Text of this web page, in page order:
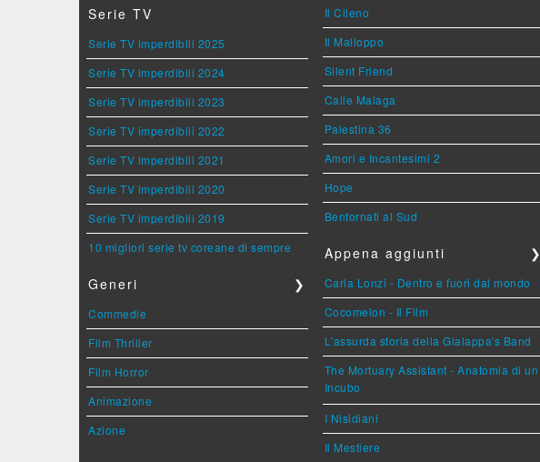
Serie TV
Serie TV imperdibili 2025
Serie TV imperdibili 2024
Serie TV imperdibili 2023
Serie TV imperdibili 2022
Serie TV imperdibili 2021
Serie TV imperdibili 2020
Serie TV imperdibili 2019
10 migliori serie tv coreane di sempre
Generi ❯
Commedie
Film Thriller
Film Horror
Animazione
Azione
Il Cileno
Il Malloppo
Silent Friend
Calle Malaga
Palestina 36
Amori e Incantesimi 2
Hope
Bentornati al Sud
Appena aggiunti ❯
Carla Lonzi - Dentro e fuori dal mondo
Cocomelon - Il Film
L'assurda storia della Gialappa's Band
The Mortuary Assistant - Anatomia di un
Incubo
I Nisidiani
Il Mestiere